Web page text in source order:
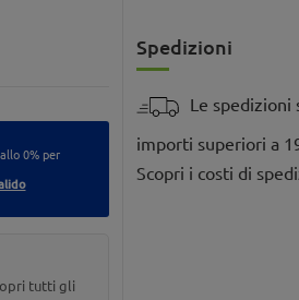
0% per
tutti gli
Spedizioni
Le
importi superiori a
Scopri i costi di